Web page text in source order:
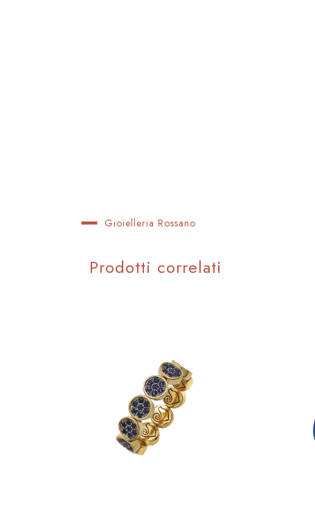
Gioielleria Rossano
Prodotti correlati